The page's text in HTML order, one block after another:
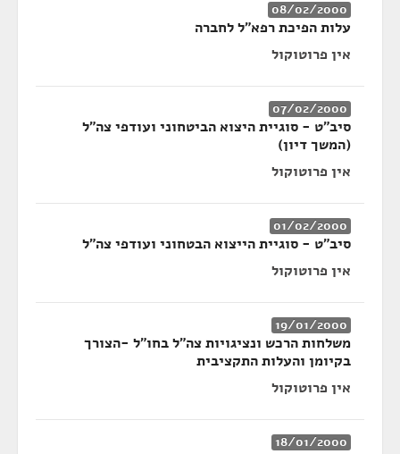
08/02/2000
עלות הפיכת רפא"ל לחברה
אין פרוטוקול
07/02/2000
סיב"ט - סוגיית היצוא הביטחוני ועודפי צה"ל
(המשך דיון)
אין פרוטוקול
01/02/2000
סיב"ט - סוגיית הייצוא הבטחוני ועודפי צה"ל
אין פרוטוקול
19/01/2000
משלחות הרכש ונציגויות צה"ל בחו"ל -הצורך
בקיומן והעלות התקציבית
אין פרוטוקול
18/01/2000